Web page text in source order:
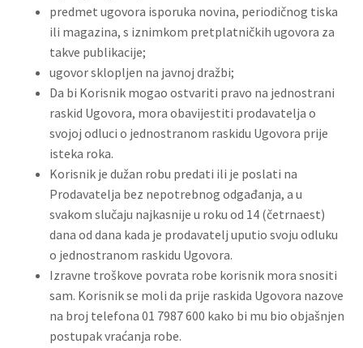
predmet ugovora isporuka novina, periodičnog tiska
ili magazina, s iznimkom pretplatničkih ugovora za
takve publikacije;
ugovor sklopljen na javnoj dražbi;
Da bi Korisnik mogao ostvariti pravo na jednostrani
raskid Ugovora, mora obavijestiti prodavatelja o
svojoj odluci o jednostranom raskidu Ugovora prije
isteka roka.
Korisnik je dužan robu predati ili je poslati na
Prodavatelja bez nepotrebnog odgađanja, a u
svakom slučaju najkasnije u roku od 14 (četrnaest)
dana od dana kada je prodavatelj uputio svoju odluku
o jednostranom raskidu Ugovora.
Izravne troškove povrata robe korisnik mora snositi
sam. Korisnik se moli da prije raskida Ugovora nazove
na broj telefona 01 7987 600 kako bi mu bio objašnjen
postupak vraćanja robe.